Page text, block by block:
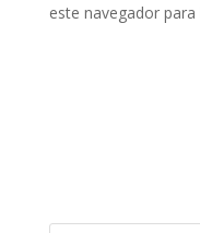
este navegador